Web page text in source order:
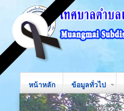
หน้าหลัก ข้อมูลทั่วไป